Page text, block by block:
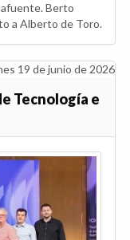
Berto
a Alberto de Toro.
19 de junio de 2026
Tecnología e